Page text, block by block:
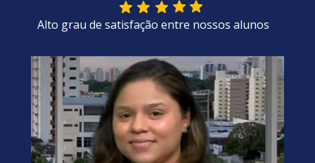
Alto grau de satisfação entre nossos alunos